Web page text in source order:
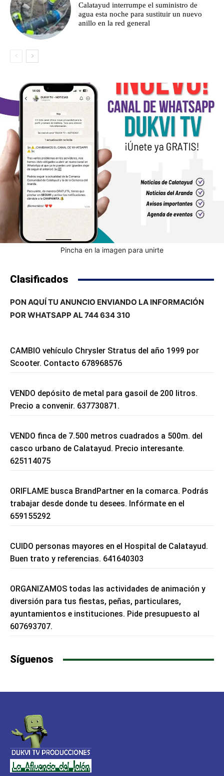
Calatayud interrumpe el suministro de
agua esta noche para sustituir un nuevo
anillo en la red general
Pincha en la imagen para unirte
Clasificados
PON AQUÍ TU ANUNCIO ENVIANDO LA INFORMACIÓN
POR WHATSAPP AL 744 634 310
CAMBIO vehículo Chrysler Stratus del año 1999 por
Scooter. Contacto 678968576
VENDO depósito de metal para gasoil de 200 litros.
Precio a convenir. 637730871.
VENDO finca de 7.500 metros cuadrados a 500m. del
casco urbano de Calatayud. Precio interesante.
625114075
ORIFLAME busca BrandPartner en la comarca. Podrás
trabajar desde donde tu desees. Infórmate en el
659155292
CUIDO personas mayores en el Hospital de Calatayud.
Buen trato y referencias. 641640303
ORGANIZAMOS todas las actividades de animación y
diversión para tus fiestas, peñas, particulares,
ayuntamientos e instituciones. Pide presupuesto al
607693707.
Síguenos